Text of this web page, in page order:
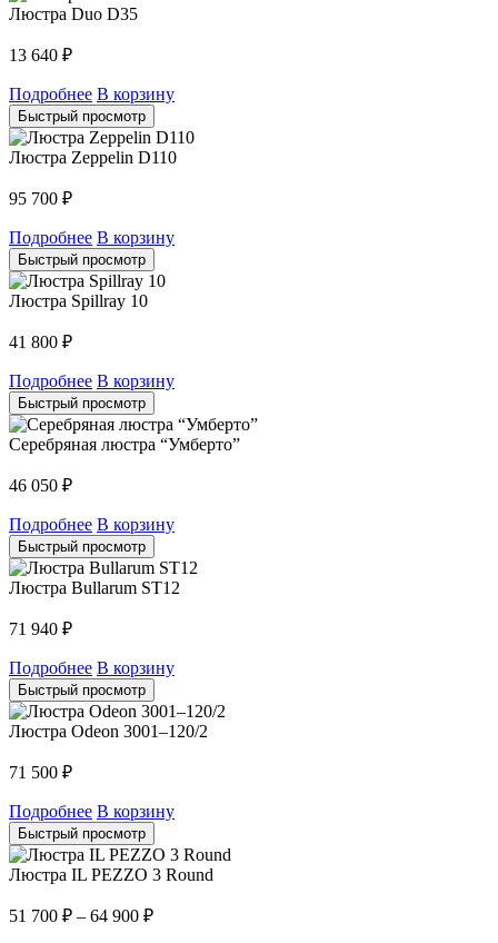
Люстра Duo D35
13 640 ₽
Подробнее В корзину
Быстрый просмотр
Люстра Zeppelin D110
95 700 ₽
Подробнее В корзину
Быстрый просмотр
Люстра Spillray 10
41 800 ₽
Подробнее В корзину
Быстрый просмотр
Серебряная люстра “Умберто”
46 050 ₽
Подробнее В корзину
Быстрый просмотр
Люстра Bullarum ST12
71 940 ₽
Подробнее В корзину
Быстрый просмотр
Люстра Odeon 3001–120/2
71 500 ₽
Подробнее В корзину
Быстрый просмотр
Люстра IL PEZZO 3 Round
51 700 ₽ – 64 900 ₽